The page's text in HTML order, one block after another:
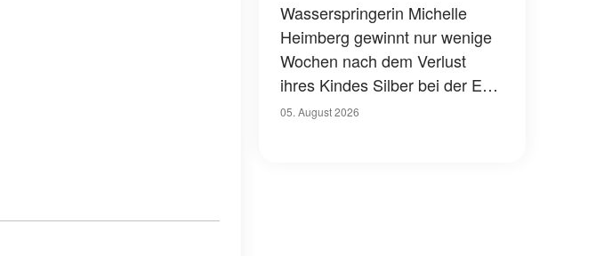
Wasserspringerin Michelle
Heimberg gewinnt nur wenige
Wochen nach dem Verlust
ihres Kindes Silber bei der EM
– eine herzzerreißende
05. August 2026